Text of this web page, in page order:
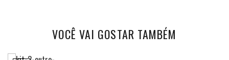
VOCÊ VAI GOSTAR TAMBÉM